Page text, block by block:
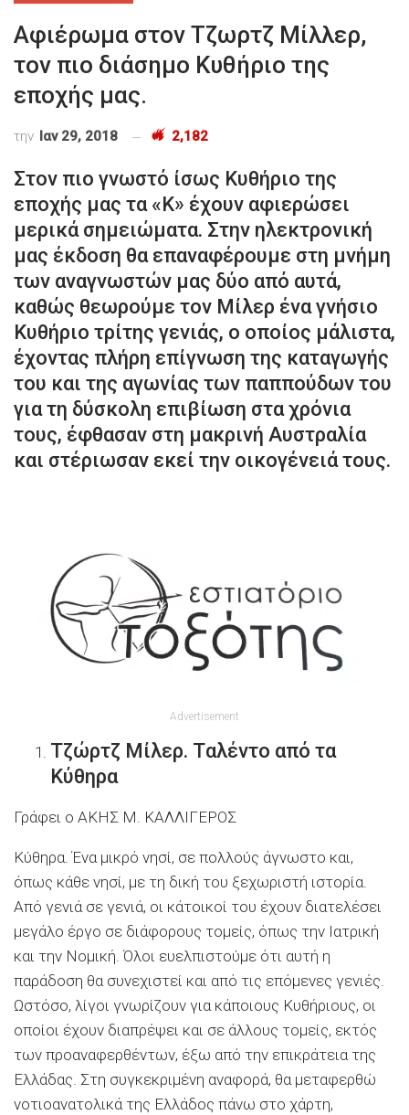
Αφιέρωμα στον Τζωρτζ Μίλλερ,
τον πιο διάσημο Κυθήριο της
εποχής μας.
την Ιαν 29, 2018 2,182
Στον πιο γνωστό ίσως Κυθήριο της
εποχής μας τα «Κ» έχουν αφιερώσει
μερικά σημειώματα. Στην ηλεκτρονική
μας έκδοση θα επαναφέρουμε στη μνήμη
των αναγνωστών μας δύο από αυτά,
καθώς θεωρούμε τον Μίλερ ένα γνήσιο
Κυθήριο τρίτης γενιάς, ο οποίος μάλιστα,
έχοντας πλήρη επίγνωση της καταγωγής
του και της αγωνίας των παππούδων του
για τη δύσκολη επιβίωση στα χρόνια
τους, έφθασαν στη μακρινή Αυστραλία
και στέριωσαν εκεί την οικογένειά τους.
Advertisement
Tζώρτζ Mίλερ. Tαλέντο από τα
Kύθηρα
Γράφει ο AKHΣ M. KAΛΛIΓEPOΣ
Kύθηρα. Ένα μικρό νησί, σε πολλούς άγνωστο και,
όπως κάθε νησί, με τη δική του ξεχωριστή ιστορία.
Aπό γενιά σε γενιά, οι κάτοικοί του έχουν διατελέσει
μεγάλο έργο σε διάφορους τομείς, όπως την Iατρική
και την Nομική. Όλοι ευελπιστούμε ότι αυτή η
παράδοση θα συνεχιστεί και από τις επόμενες γενιές.
Ωστόσο, λίγοι γνωρίζουν για κάποιους Kυθήριους, οι
οποίοι έχουν διαπρέψει και σε άλλους τομείς, εκτός
των προαναφερθέντων, έξω από την επικράτεια της
Eλλάδας. Στη συγκεκριμένη αναφορά, θα μεταφερθώ
νοτιοανατολικά της Eλλάδος πάνω στο χάρτη,